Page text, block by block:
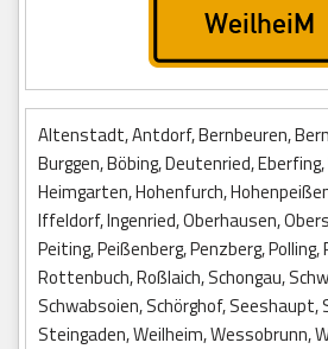
Altenstadt, Antdorf, Bernbeuren,
Burggen, Böbing, Deutenried,
Heimgarten, Hohenfurch,
Iffeldorf, Ingenried, Oberhausen,
Peiting, Peißenberg, Penzberg,
Rottenbuch, Roßlaich, Schongau,
Schwabsoien, Schörghof, Seeshaupt,
Steingaden, Weilheim, Wessobrunn,